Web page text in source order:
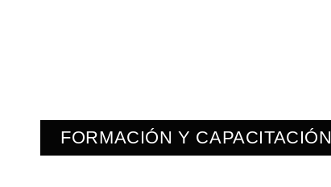
FORMACIÓN Y CAPACITACIÓN